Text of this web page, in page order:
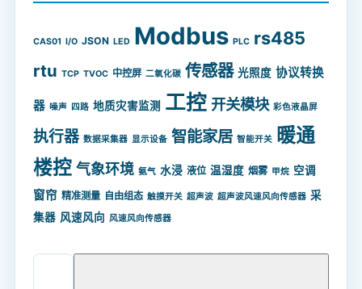
CAS01 I/O JSON LED Modbus PLC rs485
rtu TCP TVOC 中控屏 二氧化碳 传感器 光照度 协议转换
器 噪声 四路 地质灾害监测 工控 开关模块 彩色液晶屏
执行器 数据采集器 显示设备 智能家居 智能开关 暖通
楼控 气象环境 氨气 水浸 液位 温湿度 烟雾 甲烷 空调
窗帘 精准测量 自由组态 触摸开关 超声波 超声波风速风向传感器 采
集器 风速风向 风速风向传感器